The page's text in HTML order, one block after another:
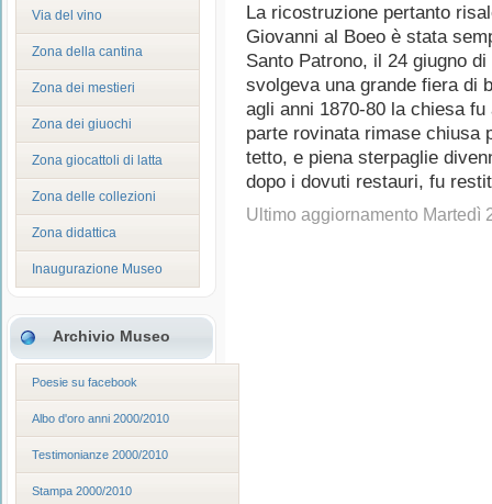
Via del vino
Zona della cantina
Zona dei mestieri
Zona dei giuochi
Zona giocattoli di latta
Zona delle collezioni
Zona didattica
Inaugurazione Museo
Archivio Museo
Poesie su facebook
Albo d'oro anni 2000/2010
Testimonianze 2000/2010
Stampa 2000/2010
La ricostruzione pertanto
Giovanni al Boeo è stata
Santo Patrono, il 24 giugno
svolgeva una grande fiera di
agli anni 1870-80 la chiesa
parte rovinata rimase chiusa
tetto, e piena sterpaglie
dopo i dovuti restauri, fu
Ultimo aggiornamento Martedì